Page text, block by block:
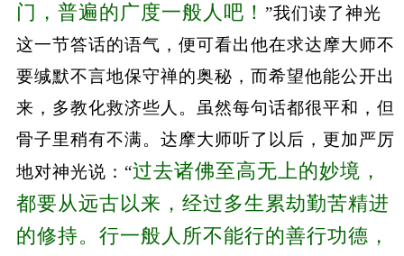
门，普遍的广度一般人吧！ ”我们读了神光
这一节答话的语气，便可看出他在求达摩大师不
要缄默不言地保守禅的奥秘，而希望他能公开出
来，多教化救济些人。虽然每句话都很平和，但
骨子里稍有不满。达摩大师听了以后，更加严厉
地对神光说：“过去诸佛至高无上的妙境，
都要从远古以来，经过多生累劫勤苦精进
的修持。行一般人所不能行的善行功德，